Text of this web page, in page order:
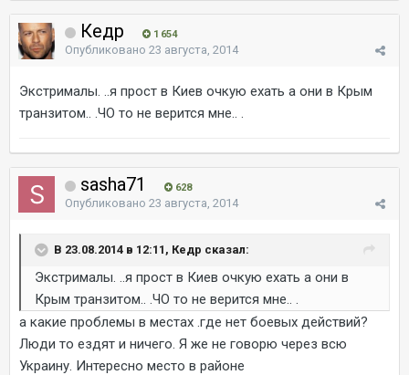
Кедр 1 654
Опубликовано 23 августа, 2014
Экстрималы. ..я прост в Киев очкую ехать а они в Крым
транзитом.. .ЧО то не верится мне.. .
sasha71 628
Опубликовано 23 августа, 2014
В 23.08.2014 в 12:11, Кедр сказал:
Экстрималы. ..я прост в Киев очкую ехать а они в
Крым транзитом.. .ЧО то не верится мне.. .
а какие проблемы в местах .где нет боевых действий?
Люди то ездят и ничего. Я же не говорю через всю
Украину. Интересно место в районе